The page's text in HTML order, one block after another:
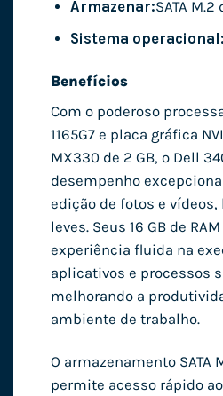
Armazenar:SATA M.2
Sistema operacional:
Benefícios
Com o poderoso
1165G7 e placa gráfica
MX330 de 2 GB, o Dell
desempenho
edição de fotos e
leves. Seus 16 GB de
experiência fluida na
aplicativos e processos
melhorando a
ambiente de trabalho.
O armazenamento SATA
permite acesso rápido